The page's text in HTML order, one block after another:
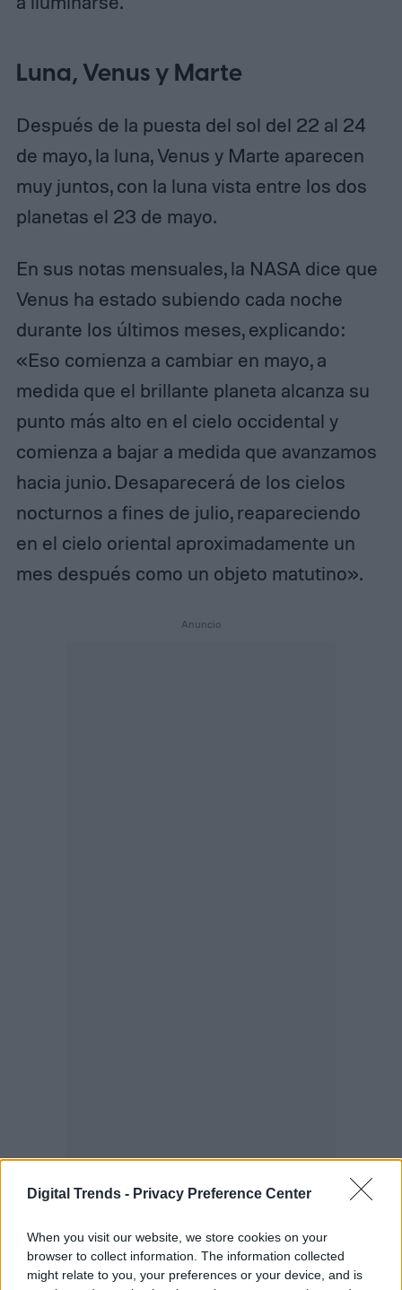
Digital Trends - Privacy Preference Center
When you visit our website, we store cookies on your
browser to collect information. The information collected
might relate to you, your preferences or your device, and is
Luna, Venus y Marte
Después de la puesta del sol del 22 al 24
de mayo, la luna, Venus y Marte aparecen
muy juntos, con la luna vista entre los dos
planetas el 23 de mayo.
En sus notas mensuales, la NASA dice que
Venus ha estado subiendo cada noche
durante los últimos meses, explicando:
«Eso comienza a cambiar en mayo, a
medida que el brillante planeta alcanza su
punto más alto en el cielo occidental y
comienza a bajar a medida que avanzamos
hacia junio. Desaparecerá de los cielos
nocturnos a fines de julio, reapareciendo
en el cielo oriental aproximadamente un
mes después como un objeto matutino».
Y si estás en el hemisferio sur, asegúrate